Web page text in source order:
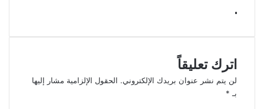
.
اترك تعليقاً
لن يتم نشر عنوان بريدك الإلكتروني. الحقول الإلزامية مشار إليها
بـ *